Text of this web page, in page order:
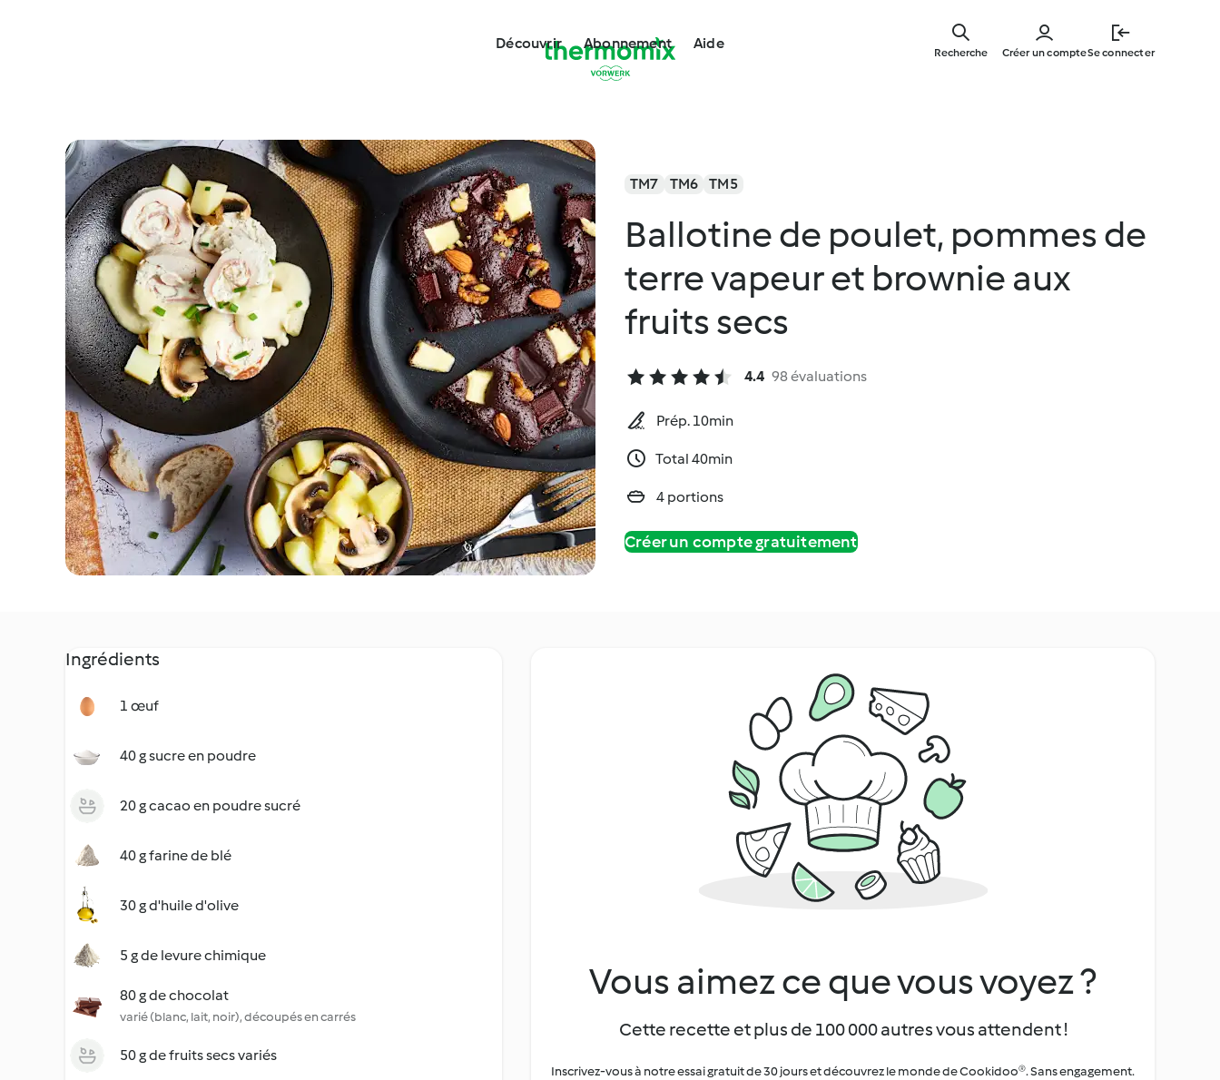
main
Découvrir Abonnement Aide
Créer un compteSe connecter
Recherche
TM7 TM6 TM5
Ballotine de poulet, pommes de
terre vapeur et brownie aux
fruits secs
4.4 98 évaluations
Prép. 10min
Total 40min
4 portions
Créer un compte gratuitement
Ingrédients
1 œuf
40 g sucre en poudre
20 g cacao en poudre sucré
40 g farine de blé
30 g d'huile d'olive
5 g de levure chimique
80 g de chocolat
varié (blanc, lait, noir), découpés en carrés
50 g de fruits secs variés
Vous aimez ce que vous voyez ?
Cette recette et plus de 100 000 autres vous attendent !
Inscrivez-vous à notre essai gratuit de 30 jours et découvrez le monde de Cookidoo®. Sans engagement.